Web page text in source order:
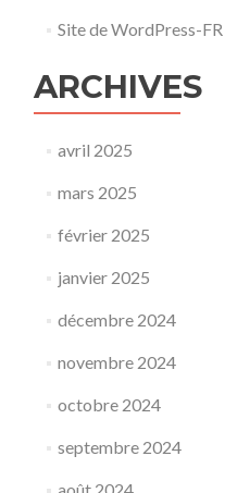
Site de WordPress-FR
ARCHIVES
avril 2025
mars 2025
février 2025
janvier 2025
décembre 2024
novembre 2024
octobre 2024
septembre 2024